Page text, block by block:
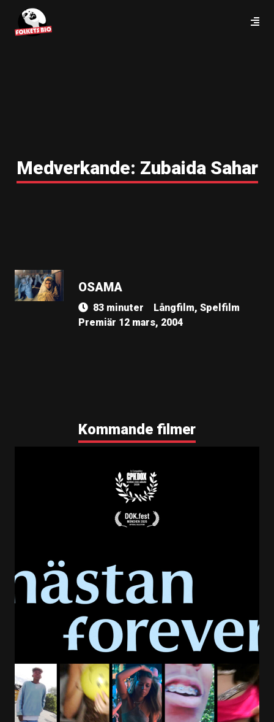
Medverkande: Zubaida Sahar
OSAMA
83 minuter
Långfilm, Spelfilm
Premiär 12 mars, 2004
Kommande filmer